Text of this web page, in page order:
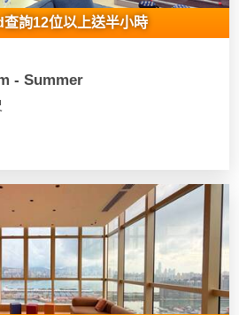
詢12位以上送半小時
- Summer